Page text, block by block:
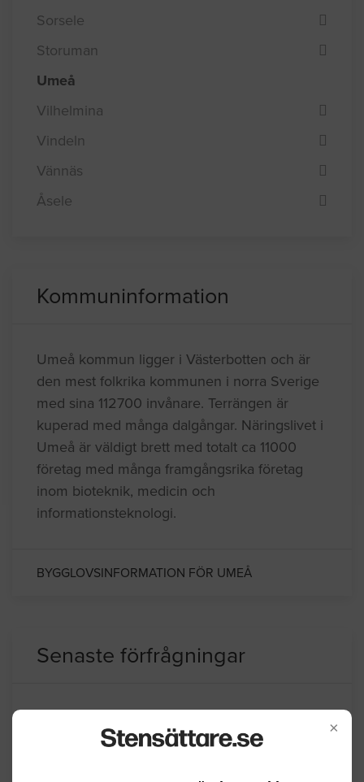
×
Sorsele
Storuman
Umeå
Vilhelmina
Vindeln
Vännäs
Åsele
Kommuninformation
Umeå kommun ligger i Västerbotten och är
den mest folkrika kommunen i norra Sverige
med sina 112700 invånare. Terrängen är
kuperad med många dalgångar. Näringslivet i
Umeå är väldigt brett med totalt ca 11000
företag med många framgångsrika företag
inom bioteknik, medicin och
informationsteknologi.
BYGGLOVSINFORMATION FÖR UMEÅ
Senaste förfrågningar